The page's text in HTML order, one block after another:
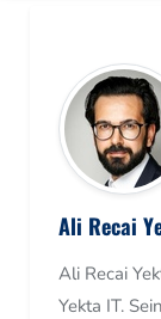
Ali Recai
Ali Recai
Yekta IT.